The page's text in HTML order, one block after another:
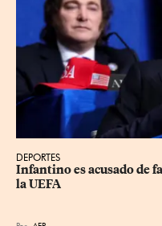
DEPORTES
Infantino es acusado de
la UEFA